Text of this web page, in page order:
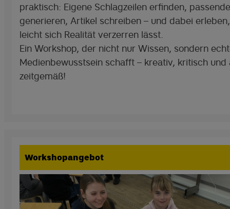
praktisch: Eigene Schlagzeilen erfinden,
generieren, Artikel schreiben – und dabei
leicht sich Realität verzerren lässt.
Ein Workshop, der nicht nur Wissen, sondern
Medienbewusstsein schafft – kreativ, kritisch und
zeitgemäß!
Workshopangebot